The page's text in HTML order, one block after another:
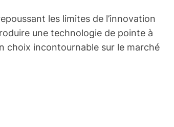
les limites de l’innovation
une technologie de pointe à
choix incontournable sur le marché